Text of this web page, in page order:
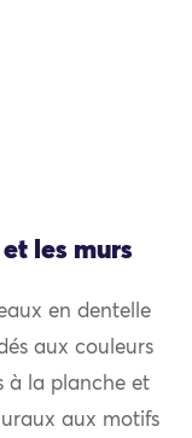
les murs
en dentelle
aux couleurs
à la planche et
aux motifs